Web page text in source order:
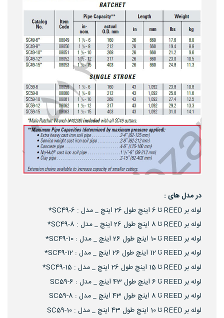
در مدل های :
لوله بر REED تا 6 اینچ طول 26 اینچ _ مدل : SC49-6*
لوله بر REED تا 8 اینچ طول 26 اینچ _ مدل : SC49-8*
لوله بر REED تا 10 اینچ طول 26 اینچ _ مدل : SC49-10*
لوله بر REED تا 12 اینچ طول 26 اینچ _ مدل : SC49-12*
لوله بر REED تا 15 اینچ طول 26 اینچ _ مدل : SC49-15*
لوله بر REED تا 6 اینچ طول 43 اینچ _ مدل : SC59-6
لوله بر REED تا 8 اینچ طول 43 اینچ _ مدل : SC59-8
لوله بر REED تا 10 اینچ طول 43 اینچ _ مدل : SC59-10